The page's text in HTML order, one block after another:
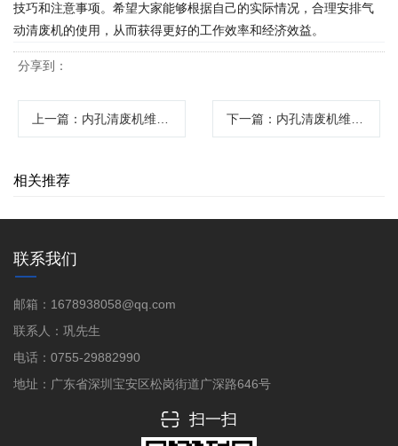
技巧和注意事项。希望大家能够根据自己的实际情况，合理安排气
动清废机的使用，从而获得更好的工作效率和经济效益。
分享到：
上一篇 ：内孔清废机维护保养全攻略 下一篇 ：内孔清废机维护保养全攻略
相关推荐
联系我们
邮箱：1678938058@qq.com
联系人：巩先生
电话：0755-29882990
地址：广东省深圳宝安区松岗街道广深路646号
扫一扫